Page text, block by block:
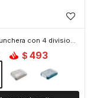
Vianda lunchera con 4 divisiones - Azul
$ 493